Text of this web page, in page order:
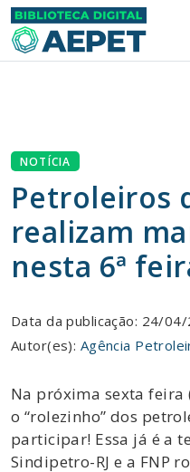
NOTÍCIA
Petroleiros
realizam
nesta 6ª
Data da publicação: 24/
Autor(es): Agência
Na próxima sexta feira
o “rolezinho” dos
participar! Essa já é a
Sindipetro-RJ e a FNP